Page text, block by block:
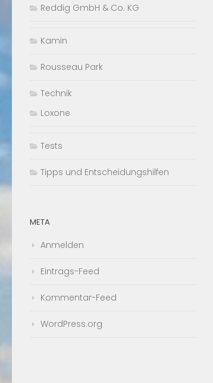
Reddig GmbH & Co. KG
Kamin
Rousseau Park
Technik
Loxone
Tests
Tipps und Entscheidungshilfen
META
Anmelden
Eintrags-Feed
Kommentar-Feed
WordPress.org